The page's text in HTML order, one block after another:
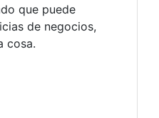
que puede
de negocios,
cosa.